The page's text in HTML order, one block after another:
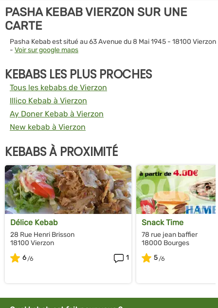
PASHA KEBAB VIERZON SUR UNE
CARTE
Pasha Kebab est situé au 63 Avenue du 8 Mai 1945 - 18100 Vierzon
- Voir sur google maps
KEBABS LES PLUS PROCHES
Tous les kebabs de Vierzon
Illico Kebab à Vierzon
Ay Doner Kebab à Vierzon
New kebab à Vierzon
KEBABS À PROXIMITÉ
Délice Kebab
28 Rue Henri Brisson
18100 Vierzon
6
1
Snack Time
78 rue jean baffier
18000 Bourges
5